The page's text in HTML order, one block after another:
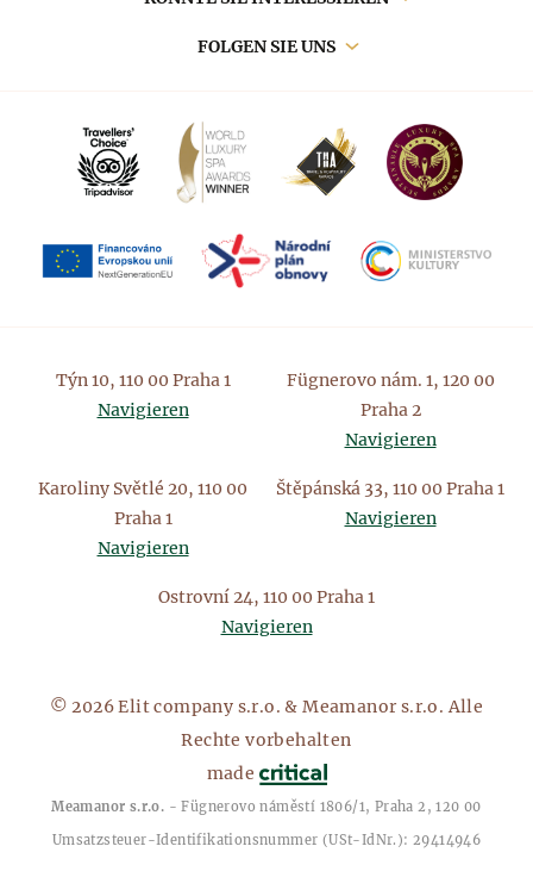
FOLGEN SIE UNS
Týn 10, 110 00 Praha 1
Navigieren
Fügnerovo nám. 1, 120 00
Praha 2
Navigieren
Karoliny Světlé 20, 110 00
Praha 1
Navigieren
Štěpánská 33, 110 00 Praha 1
Navigieren
Ostrovní 24, 110 00 Praha 1
Navigieren
© 2026 Elit company s.r.o. & Meamanor s.r.o. Alle
Rechte vorbehalten
made
Meamanor s.r.o. - Fügnerovo náměstí 1806/1, Praha 2, 120 00
Umsatzsteuer-Identifikationsnummer (USt-IdNr.): 29414946